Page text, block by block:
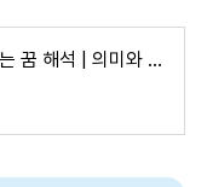
짧은 머리카락으로 자르는 꿈 해석 | 의미와 신호를 알아보자